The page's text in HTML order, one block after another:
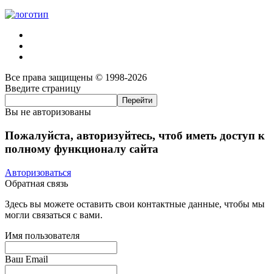
Все права защищены © 1998-2026
Введите страницу
Вы не авторизованы
Пожалуйста, авторизуйтесь, чтоб иметь доступ к
полному функционалу сайта
Авторизоваться
Обратная связь
Здесь вы можете оставить свои контактные данные, чтобы мы
могли связаться с вами.
Имя пользователя
Ваш Email